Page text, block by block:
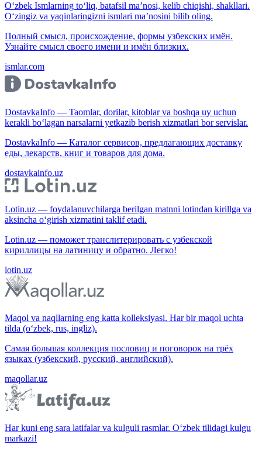
O‘zbek Ismlarning to‘liq, batafsil ma’nosi, kelib chiqishi, shakllari.
O‘zingiz va yaqinlaringizni ismlari ma’nosini bilib oling.
Полный смысл, происхождение, формы узбекских имён.
Узнайте смысл своего имени и имён близких.
ismlar.com
DostavkaInfo — Taomlar, dorilar, kitoblar va boshqa uy uchun
kerakli bo‘lagan narsalarni yetkazib berish xizmatlari bor servislar.
DostavkaInfo — Каталог сервисов, предлагающих доставку
еды, лекарств, книг и товаров для дома.
dostavkainfo.uz
Lotin.uz — foydalanuvchilarga berilgan matnni lotindan kirillga va
aksincha o‘girish xizmatini taklif etadi.
Lotin.uz — поможет транслитерировать с узбекской
кириллицы на латиницу и обратно. Легко!
lotin.uz
Maqol va naqllarning eng katta kolleksiyasi. Har bir maqol uchta
tilda (o‘zbek, rus, ingliz).
Самая большая коллекция пословиц и поговорок на трёх
языках (узбекский, русский, английский).
maqollar.uz
Har kuni eng sara latifalar va kulguli rasmlar. O‘zbek tilidagi kulgu
markazi!